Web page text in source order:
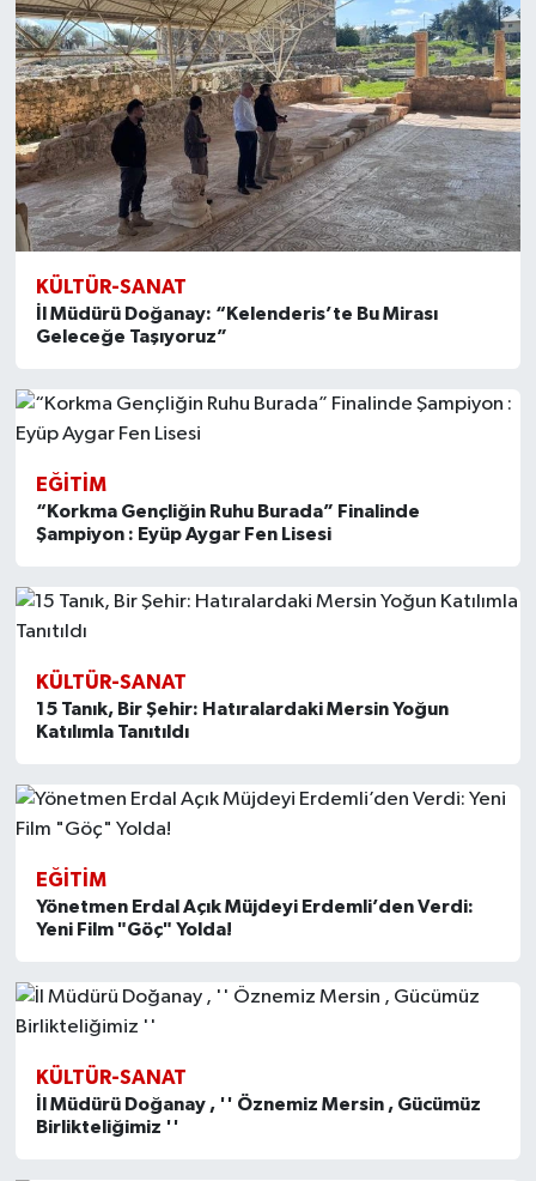
KÜLTÜR-SANAT
İl Müdürü Doğanay: “Kelenderis’te Bu Mirası
Geleceğe Taşıyoruz”
EĞITIM
“Korkma Gençliğin Ruhu Burada” Finalinde
Şampiyon : Eyüp Aygar Fen Lisesi
KÜLTÜR-SANAT
15 Tanık, Bir Şehir: Hatıralardaki Mersin Yoğun
Katılımla Tanıtıldı
EĞITIM
Yönetmen Erdal Açık Müjdeyi Erdemli’den Verdi:
Yeni Film "Göç" Yolda!
KÜLTÜR-SANAT
İl Müdürü Doğanay , '' Öznemiz Mersin , Gücümüz
Birlikteliğimiz ''